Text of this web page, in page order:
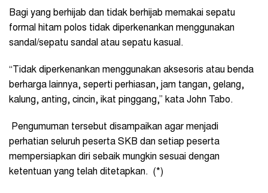
Bagi yang berhijab dan tidak berhijab memakai sepatu
formal hitam polos tidak diperkenankan menggunakan
sandal/sepatu sandal atau sepatu kasual.
“Tidak diperkenankan menggunakan aksesoris atau benda
berharga lainnya, seperti perhiasan, jam tangan, gelang,
kalung, anting, cincin, ikat pinggang,” kata John Tabo.
Pengumuman tersebut disampaikan agar menjadi
perhatian seluruh peserta SKB dan setiap peserta
mempersiapkan diri sebaik mungkin sesuai dengan
ketentuan yang telah ditetapkan. (*)